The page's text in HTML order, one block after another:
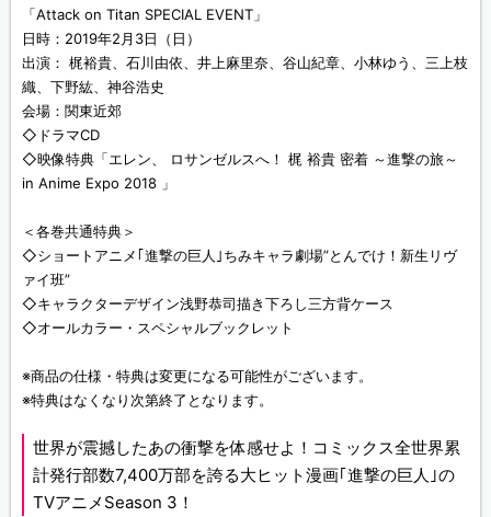
「Attack on Titan SPECIAL EVENT」
日時：2019年2月3日（日）
出演： 梶裕貴、石川由依、井上麻里奈、谷山紀章、小林ゆう、三上枝
織、下野紘、神谷浩史
会場：関東近郊
◇ドラマCD
◇映像特典「エレン、 ロサンゼルスへ！ 梶 裕貴 密着 ～進撃の旅～
in Anime Expo 2018 」
＜各巻共通特典＞
◇ショートアニメ｢進撃の巨人｣ちみキャラ劇場”とんでけ！新生リヴ
ァイ班”
◇キャラクターデザイン浅野恭司描き下ろし三方背ケース
◇オールカラー・スペシャルブックレット
※商品の仕様・特典は変更になる可能性がございます。
※特典はなくなり次第終了となります。
世界が震撼したあの衝撃を体感せよ！コミックス全世界累
計発行部数7,400万部を誇る大ヒット漫画｢進撃の巨人｣の
TVアニメSeason 3！